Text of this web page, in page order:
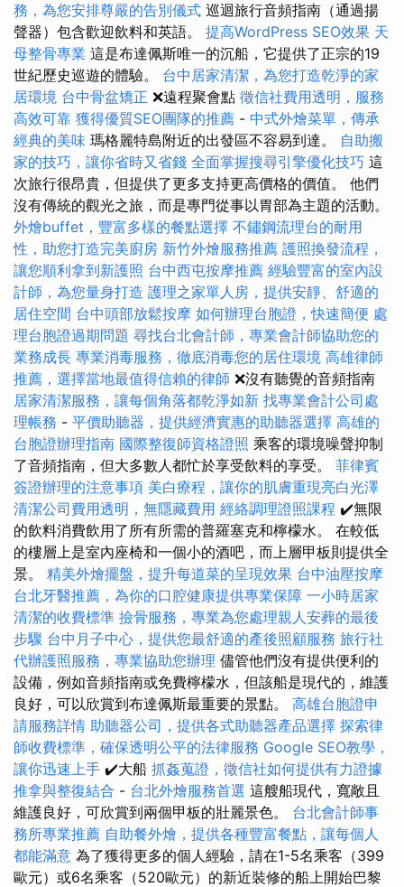
務，為您安排尊嚴的告別儀式 巡迴旅行音頻指南（通過揚
聲器）包含歡迎飲料和英語。 提高WordPress SEO效果 天
母整骨專業 這是布達佩斯唯一的沉船，它提供了正宗的19
世紀歷史巡遊的體驗。 台中居家清潔，為您打造乾淨的家
居環境 台中骨盆矯正 ❌遠程聚會點 徵信社費用透明，服務
高效可靠 獲得優質SEO團隊的推薦 - 中式外燴菜單，傳承
經典的美味 瑪格麗特島附近的出發區不容易到達。 自助搬
家的技巧，讓你省時又省錢 全面掌握搜尋引擎優化技巧 這
次旅行很昂貴，但提供了更多支持更高價格的價值。 他們
沒有傳統的觀光之旅，而是專門從事以胃部為主題的活動。
外燴buffet，豐富多樣的餐點選擇 不鏽鋼流理台的耐用
性，助您打造完美廚房 新竹外燴服務推薦 護照換發流程，
讓您順利拿到新護照 台中西屯按摩推薦 經驗豐富的室內設
計師，為您量身打造 護理之家單人房，提供安靜、舒適的
居住空間 台中頭部放鬆按摩 如何辦理台胞證，快速簡便 處
理台胞證過期問題 尋找台北會計師，專業會計師協助您的
業務成長 專業消毒服務，徹底消毒您的居住環境 高雄律師
推薦，選擇當地最值得信賴的律師 ❌沒有聽覺的音頻指南
居家清潔服務，讓每個角落都乾淨如新 找專業會計公司處
理帳務 - 平價助聽器，提供經濟實惠的助聽器選擇 高雄的
台胞證辦理指南 國際整復師資格證照 乘客的環境噪聲抑制
了音頻指南，但大多數人都忙於享受飲料的享受。 菲律賓
簽證辦理的注意事項 美白療程，讓你的肌膚重現亮白光澤
清潔公司費用透明，無隱藏費用 經絡調理證照課程 ✔️無限
的飲料消費飲用了所有所需的普羅塞克和檸檬水。 在較低
的樓層上是室內座椅和一個小的酒吧，而上層甲板則提供全
景。 精美外燴擺盤，提升每道菜的呈現效果 台中油壓按摩
台北牙醫推薦，為你的口腔健康提供專業保障 一小時居家
清潔的收費標準 撿骨服務，專業為您處理親人安葬的最後
步驟 台中月子中心，提供您最舒適的產後照顧服務 旅行社
代辦護照服務，專業協助您辦理 儘管他們沒有提供便利的
設備，例如音頻指南或免費檸檬水，但該船是現代的，維護
良好，可以欣賞到布達佩斯最重要的景點。 高雄台胞證申
請服務詳情 助聽器公司，提供各式助聽器產品選擇 探索律
師收費標準，確保透明公平的法律服務 Google SEO教學，
讓你迅速上手 ✔️大船 抓姦蒐證，徵信社如何提供有力證據
推拿與整復結合 - 台北外燴服務首選 這艘船現代，寬敞且
維護良好，可欣賞到兩個甲板的壯麗景色。 台北會計師事
務所專業推薦 自助餐外燴，提供各種豐富餐點，讓每個人
都能滿意 為了獲得更多的個人經驗，請在1-5名乘客（399
歐元）或6名乘客（520歐元）的新近裝修的船上開始巴黎